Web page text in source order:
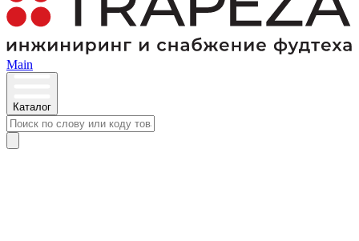
Main
Каталог